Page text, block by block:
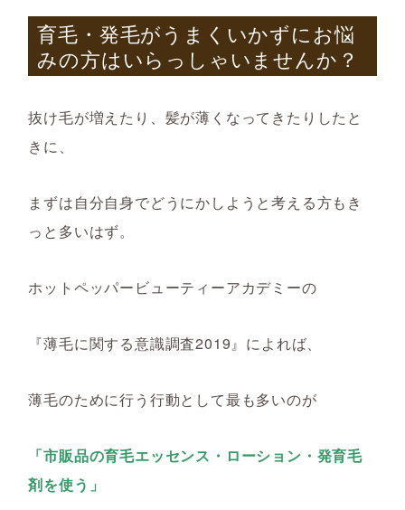
育毛・発毛がうまくいかずにお悩
みの方はいらっしゃいませんか？
抜け毛が増えたり、髪が薄くなってきたりしたと
きに、
まずは自分自身でどうにかしようと考える方もき
っと多いはず。
ホットペッパービューティーアカデミーの
『薄毛に関する意識調査2019』によれば、
薄毛のために行う行動として最も多いのが
「市販品の育毛エッセンス・ローション・発育毛
剤を使う」